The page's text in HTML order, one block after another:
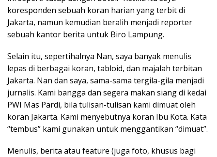
koresponden sebuah koran harian yang terbit di
Jakarta, namun kemudian beralih menjadi reporter
sebuah kantor berita untuk Biro Lampung.
Selain itu, sepertihalnya Nan, saya banyak menulis
lepas di berbagai koran, tabloid, dan majalah terbitan
Jakarta. Nan dan saya, sama-sama tergila-gila menjadi
jurnalis. Kami bangga dan segera makan siang di kedai
PWI Mas Pardi, bila tulisan-tulisan kami dimuat oleh
koran Jakarta. Kami menyebutnya koran Ibu Kota. Kata
“tembus” kami gunakan untuk menggantikan “dimuat”.
Menulis, berita atau feature (juga foto, khusus bagi